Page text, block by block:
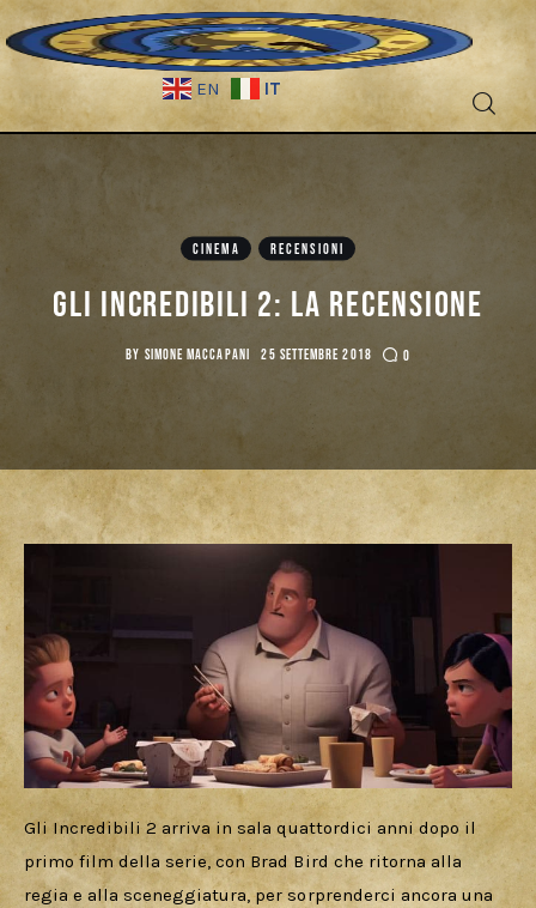
EN IT
Fantascienza
Games
Recensioni
Cercatori
Download
CINEMA RECENSIONI
Gli Incredibili 2: La Recensione
BY SIMONE MACCAPANI 25 SETTEMBRE 2018 0
Gli Incredibili 2 arriva in sala quattordici anni dopo il
primo film della serie, con Brad Bird che ritorna alla
regia e alla sceneggiatura, per sorprenderci ancora una